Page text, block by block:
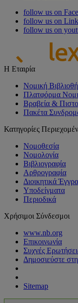
follow us on
follow us on
follow us on
Η Εταιρία
Νομική
Πλατφόρμα
Βραβεία &
Πακέτα
Κατηγορίες
Νομοθεσία
Νομολογία
Βιβλιογραφία
Αρθρογραφία
Διοικητικά
Υποδείγματα
Περιοδικά
Χρήσιμοι Σύνδεσμοι
www.nb.org
Επικοινωνία
Συχνές
Δημοσιεύστε
Sitemap